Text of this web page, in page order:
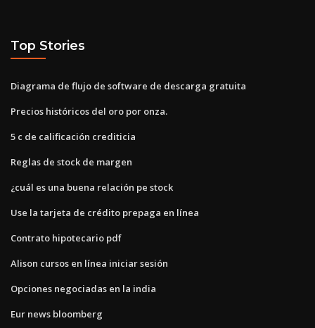
Top Stories
Diagrama de flujo de software de descarga gratuita
Precios históricos del oro por onza.
5 c de calificación crediticia
Reglas de stock de margen
¿cuál es una buena relación pe stock
Use la tarjeta de crédito prepaga en línea
Contrato hipotecario pdf
Alison cursos en línea iniciar sesión
Opciones negociadas en la india
Eur news bloomberg